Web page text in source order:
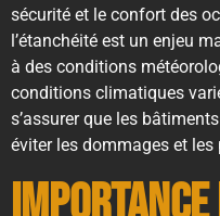
sécurité et le confort des
l’étanchéité est un enjeu
à des conditions
conditions climatiques
s’assurer que les
éviter les dommages et les